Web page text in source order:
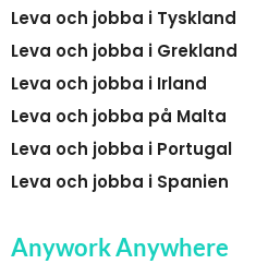
Leva och jobba i Tyskland
Leva och jobba i Grekland
Leva och jobba i Irland
Leva och jobba på Malta
Leva och jobba i Portugal
Leva och jobba i Spanien
Anywork Anywhere